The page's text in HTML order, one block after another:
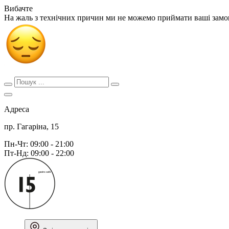
Вибачте
На жаль з технічних причин ми не можемо приймати ваші
Адреса
пр. Гагаріна, 15
Пн-Чт: 09:00 - 21:00
Пт-Нд: 09:00 - 22:00